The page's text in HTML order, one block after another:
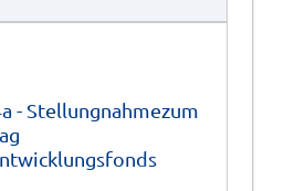
- Stellungnahmezum